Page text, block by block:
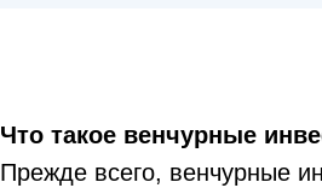
Что такое венчурные
Прежде всего, венчурные